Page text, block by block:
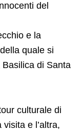
del
e la
quale si
di Santa
culturale di
e l’altra,